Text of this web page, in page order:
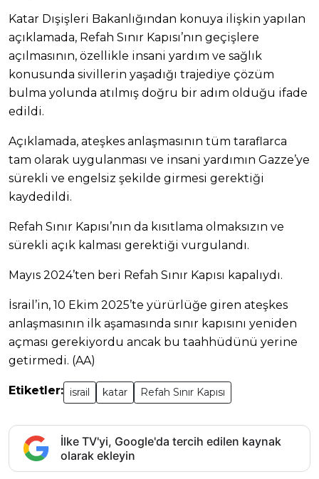
Katar Dışişleri Bakanlığından konuya ilişkin yapılan
açıklamada, Refah Sınır Kapısı’nın geçişlere
açılmasının, özellikle insani yardım ve sağlık
konusunda sivillerin yaşadığı trajediye çözüm
bulma yolunda atılmış doğru bir adım olduğu ifade
edildi.
Açıklamada, ateşkes anlaşmasının tüm taraflarca
tam olarak uygulanması ve insani yardımın Gazze’ye
sürekli ve engelsiz şekilde girmesi gerektiği
kaydedildi.
Refah Sınır Kapısı’nın da kısıtlama olmaksızın ve
sürekli açık kalması gerektiği vurgulandı.
Mayıs 2024’ten beri Refah Sınır Kapısı kapalıydı.
İsrail’in, 10 Ekim 2025’te yürürlüğe giren ateşkes
anlaşmasının ilk aşamasında sınır kapısını yeniden
açması gerekiyordu ancak bu taahhüdünü yerine
getirmedi. (AA)
Etiketler: israil katar Refah Sınır Kapısı
İlke TV'yi, Google'da tercih edilen kaynak
olarak ekleyin